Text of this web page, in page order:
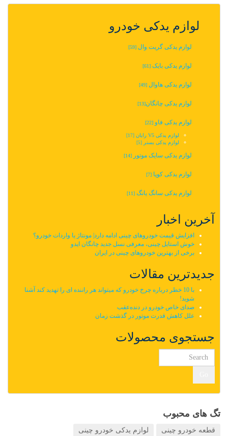
لوازم یدکی خودرو
لوازم یدکی گریت وال [59]
لوازم یدکی بایک [61]
لوازم یدکی هاوال [49]
لوازم یدکی چانگان‬‎[13]
لوازم یدکی فاو [22]
لوازم یدکی V5 رایان [17]
لوازم یدکی بستر [5]
لوازم یدکی سایک موتور [14]
لوازم یدکی کوپا [7]
لوازم یدکی سانگ یانگ [11]
آخرین اخبار
افزایش قیمت خودروهای چینی ادامه دارد| مونتاژ یا واردات خودرو؟
خوش استایل چینی، معرفی نسل جدید چانگان ایدو
برخی از بهترین خودروهای چینی در ایران
جدیدترین مقالات
با 10 خطر درباره چرخ خودرو که میتواند هر راننده ای را تهدید کند آشنا
شوید!
صدای خاص خودرو در دنده‌عقب
علل کاهش قدرت موتور در گذشت زمان
جستجوی محصولات
تگ های محبوب
قطعه خودرو چینی لوازم یدکی خودرو چینی